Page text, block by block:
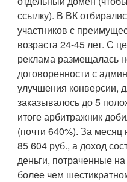
ссылку). В ВК
участников с
возраста 24-45 лет. С
реклама размещалась
договоренности с
улучшения конверсии,
заказывалось до 5
итоге арбитражник
(почти 640%). За
85 604 руб., а доход
деньги, потраченные
более чем